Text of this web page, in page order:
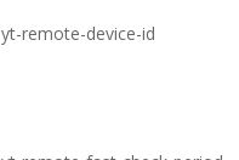
yt-remote-device-id